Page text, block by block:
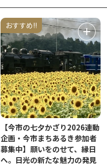
おすすめ!!
【今市の七夕かざり2026連動
企画・今市まちあるき参加者
募集中】願いをのせて、縁日
へ。日光の新たな魅力の発見